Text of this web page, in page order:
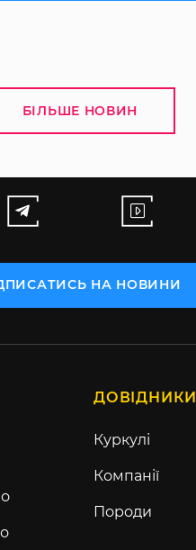
БІЛЬШЕ НОВИН
НА НОВИНИ
ДОВІДНИКИ
Куркулі
Компанії
Породи